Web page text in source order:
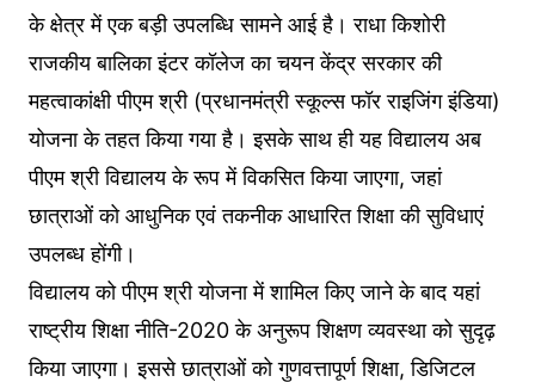
के क्षेत्र में एक बड़ी उपलब्धि सामने आई है। राधा किशोरी
राजकीय बालिका इंटर कॉलेज का चयन केंद्र सरकार की
महत्वाकांक्षी पीएम श्री (प्रधानमंत्री स्कूल्स फॉर राइजिंग इंडिया)
योजना के तहत किया गया है। इसके साथ ही यह विद्यालय अब
पीएम श्री विद्यालय के रूप में विकसित किया जाएगा, जहां
छात्राओं को आधुनिक एवं तकनीक आधारित शिक्षा की सुविधाएं
उपलब्ध होंगी।
विद्यालय को पीएम श्री योजना में शामिल किए जाने के बाद यहां
राष्ट्रीय शिक्षा नीति-2020 के अनुरूप शिक्षण व्यवस्था को सुदृढ़
किया जाएगा। इससे छात्राओं को गुणवत्तापूर्ण शिक्षा, डिजिटल